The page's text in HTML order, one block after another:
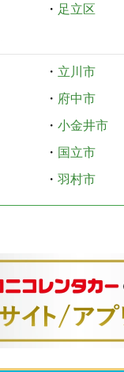
・ 足立区
・ 立川市
・ 府中市
・ 小金井市
・ 国立市
・ 羽村市